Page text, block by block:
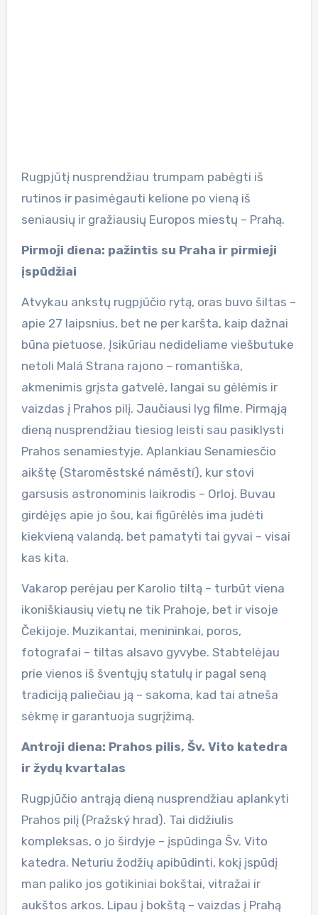
Rugpjūtį nusprendžiau trumpam pabėgti iš
rutinos ir pasimėgauti kelione po vieną iš
seniausių ir gražiausių Europos miestų – Prahą.
Pirmoji diena: pažintis su Praha ir pirmieji
įspūdžiai
Atvykau ankstų rugpjūčio rytą, oras buvo šiltas –
apie 27 laipsnius, bet ne per karšta, kaip dažnai
būna pietuose. Įsikūriau nedideliame viešbutuke
netoli Malá Strana rajono – romantiška,
akmenimis grįsta gatvelė, langai su gėlėmis ir
vaizdas į Prahos pilį. Jaučiausi lyg filme. Pirmąją
dieną nusprendžiau tiesiog leisti sau pasiklysti
Prahos senamiestyje. Aplankiau Senamiesčio
aikštę (Staroměstské náměstí), kur stovi
garsusis astronominis laikrodis – Orloj. Buvau
girdėjęs apie jo šou, kai figūrėlės ima judėti
kiekvieną valandą, bet pamatyti tai gyvai – visai
kas kita.
Vakarop perėjau per Karolio tiltą – turbūt viena
ikoniškiausių vietų ne tik Prahoje, bet ir visoje
Čekijoje. Muzikantai, menininkai, poros,
fotografai – tiltas alsavo gyvybe. Stabtelėjau
prie vienos iš šventųjų statulų ir pagal seną
tradiciją paliečiau ją – sakoma, kad tai atneša
sėkmę ir garantuoja sugrįžimą.
Antroji diena: Prahos pilis, Šv. Vito katedra
ir žydų kvartalas
Rugpjūčio antrąją dieną nusprendžiau aplankyti
Prahos pilį (Pražský hrad). Tai didžiulis
kompleksas, o jo širdyje – įspūdinga Šv. Vito
katedra. Neturiu žodžių apibūdinti, kokį įspūdį
man paliko jos gotikiniai bokštai, vitražai ir
aukštos arkos. Lipau į bokštą – vaizdas į Prahą